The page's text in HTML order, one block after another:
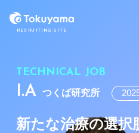
RECRUITING SITE
TECHNICAL JOB
I.A つくば研究所
新たな治療の選択